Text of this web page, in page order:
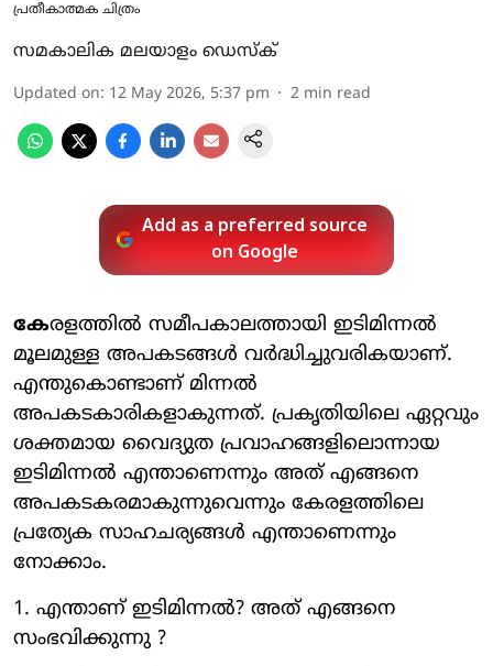
പ്രതീകാത്മക ചിത്രം
സമകാലിക മലയാളം ഡെസ്ക്
Updated on: 12 May 2026, 5:37 pm 2 min read
Add as a preferred source
on Google
കേരളത്തില്‍ സമീപകാലത്തായി ഇടിമിന്നല്‍
മൂലമുള്ള അപകടങ്ങള്‍ വര്‍ദ്ധിച്ചുവരികയാണ്.
എന്തുകൊണ്ടാണ് മിന്നല്‍
അപകടകാരികളാകുന്നത്. പ്രകൃതിയിലെ ഏറ്റവും
ശക്തമായ വൈദ്യുത പ്രവാഹങ്ങളിലൊന്നായ
ഇടിമിന്നല്‍ എന്താണെന്നും അത് എങ്ങനെ
അപകടകരമാകുന്നുവെന്നും കേരളത്തിലെ
പ്രത്യേക സാഹചര്യങ്ങള്‍ എന്താണെന്നും
നോക്കാം.
1. എന്താണ് ഇടിമിന്നല്‍? അത് എങ്ങനെ
സംഭവിക്കുന്നു ?